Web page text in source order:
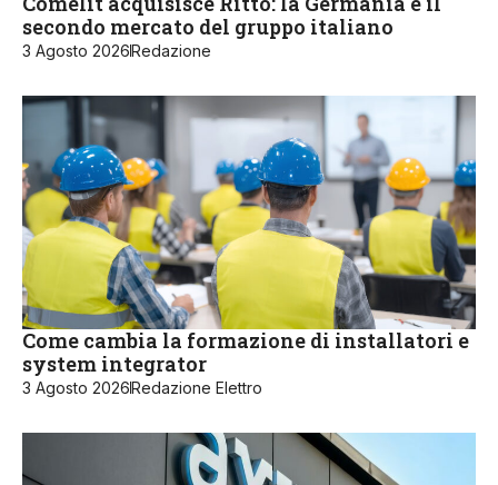
secondo mercato del gruppo italiano
3 Agosto 2026Redazione
Come cambia la formazione di installatori e
system integrator
3 Agosto 2026Redazione Elettro